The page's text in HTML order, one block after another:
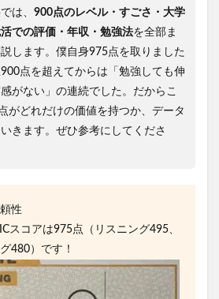
は、 900点のレベル・すごさ・大学
での評価・年収・勉強法を全部ま
します。僕自身975点を取りました
点を超えてからは「勉強しても伸
がない」の連続でした。だからこ
がどれだけの価値を持つか、データ
きます。ぜひ参考にしてくださ
性
スコアは975点（リスニング495、
480）です！